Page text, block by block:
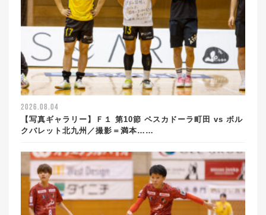
2026.08.04
【写真ギャラリー】Ｆ１ 第10節 ペスカドーラ町田 vs ボル
クバレット北九州／撮影＝満本……